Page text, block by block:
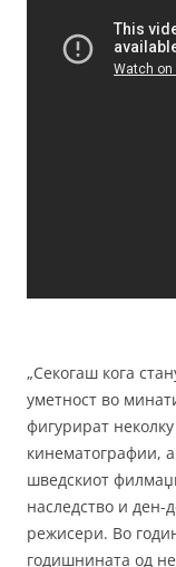
„Секогаш кога
уметност во
фигурират
кинематографии,
шведскиот
наследство и ден-
режисери. Во
годишнината од